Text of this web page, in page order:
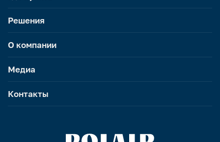
Решения
О компании
Медиа
Контакты